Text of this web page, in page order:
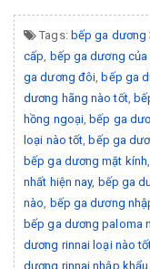
Tags: bếp ga dương
cấp
bếp ga dương
ga dương đôi bếp ga
dương hãng nào tốt,
hồng ngoại bếp ga
loại nào tốt bếp ga
bếp ga dương mặt kính
nhất hiện nay, bếp ga
nào
bếp ga dương
bếp ga dương paloma
dương rinnai loại nào
dương rinnai nhập khẩu